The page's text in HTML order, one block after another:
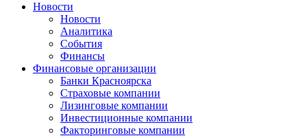
Новости
Новости
Аналитика
События
Финансы
Финансовые организации
Банки Красноярска
Страховые компании
Лизинговые компании
Инвестиционные компании
Факторинговые компании